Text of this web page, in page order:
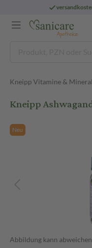
Kneipp Vitamine &
Kneipp
Neu
Abbildung kann abweichen